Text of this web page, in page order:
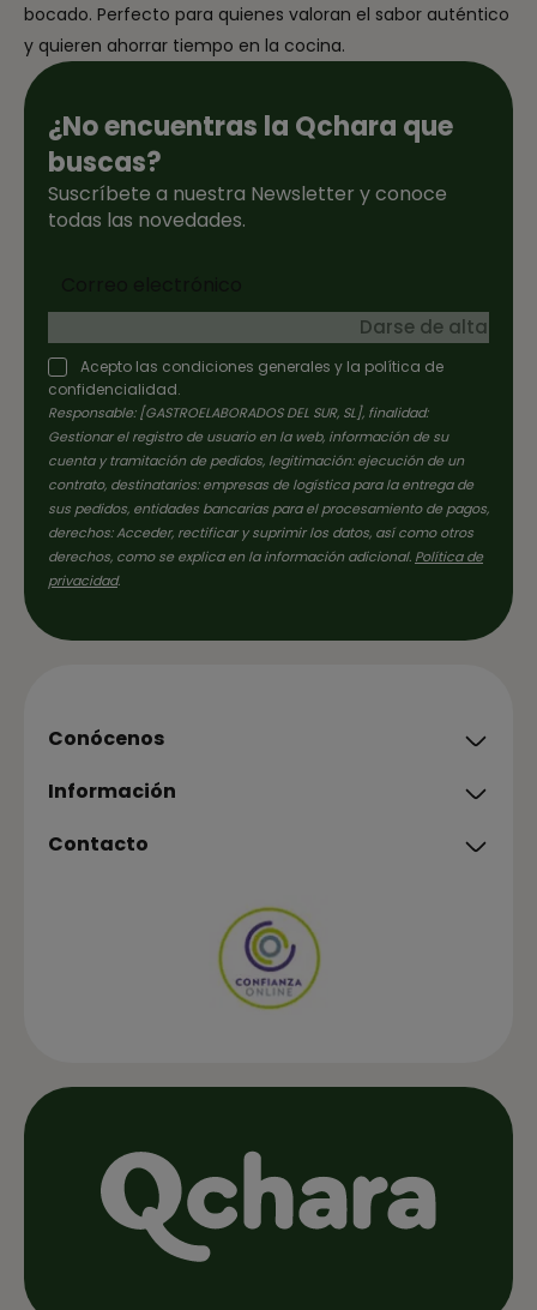
bocado. Perfecto para quienes valoran el sabor auténtico
y quieren ahorrar tiempo en la cocina.
¿No encuentras la Qchara que
buscas?
Suscríbete a nuestra Newsletter y conoce
todas las novedades.
Darse de alta
Acepto las condiciones generales y la política de
confidencialidad.
Responsable: [GASTROELABORADOS DEL SUR, SL], finalidad:
Gestionar el registro de usuario en la web, información de su
cuenta y tramitación de pedidos, legitimación: ejecución de un
contrato, destinatarios: empresas de logística para la entrega de
sus pedidos, entidades bancarias para el procesamiento de pagos,
derechos: Acceder, rectificar y suprimir los datos, así como otros
derechos, como se explica en la información adicional. Política de
privacidad.
Conócenos
Información
Contacto